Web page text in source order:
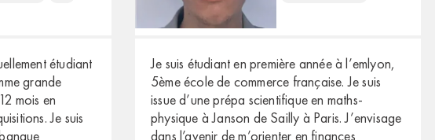
étudiant
grande
mois en
Je suis
Je suis étudiant en première année à l’emlyon,
5ème école de commerce française. Je suis
issue d’une prépa scientifique en maths-
physique à Janson de Sailly à Paris. J’envisage
dans l’avenir de m’orienter en finances